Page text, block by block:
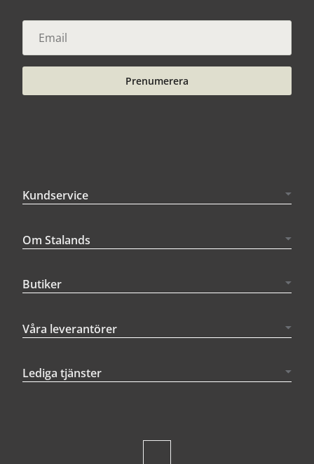
Prenumerera
Kundservice
Om Stalands
Butiker
Våra leverantörer
Lediga tjänster